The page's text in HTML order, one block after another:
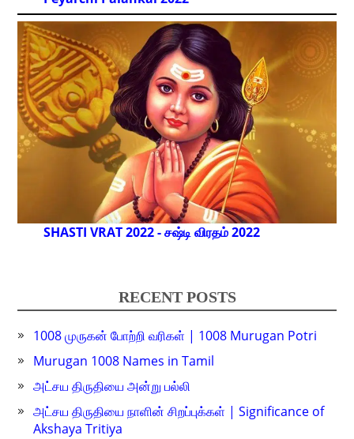
SHASTI VRAT 2022 - சஷ்டி விரதம் 2022
RECENT POSTS
1008 முருகன் போற்றி வரிகள் | 1008 Murugan Potri
Murugan 1008 Names in Tamil
அட்சய திருதியை அன்று பல்லி
அட்சய திருதியை நாளின் சிறப்புக்கள் | Significance of
Akshaya Tritiya